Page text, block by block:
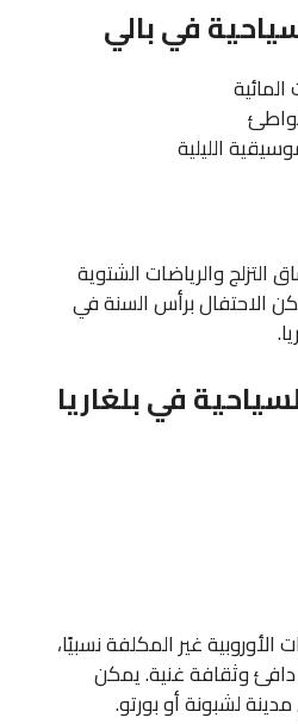
في بالي
الليلية
التزلج والرياضات الشتوية
الاحتفال برأس السنة في
في بلغاريا
غير المكلفة نسبيًا،
وثقافة غنية. يمكن
لشبونة أو بورتو.